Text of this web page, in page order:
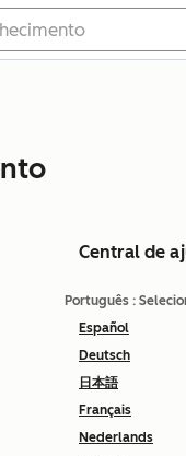
Central de
Português :
Español
Deutsch
日本語
Français
Nederlands